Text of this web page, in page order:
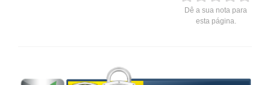
Dê a sua nota para
esta página.